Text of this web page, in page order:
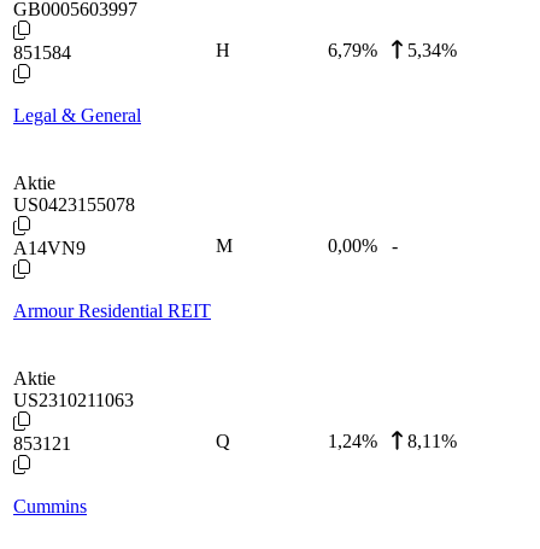
GB0005603997
851584
Legal & General
H 6,79% 5,34%
Aktie
US0423155078
A14VN9
Armour Residential REIT
M 0,00% -
Aktie
US2310211063
853121
Cummins
Q 1,24% 8,11%